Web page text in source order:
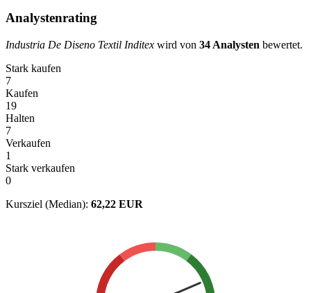
Analystenrating
Industria De Diseno Textil Inditex wird von 34 Analysten bewertet.
Stark kaufen
7
Kaufen
19
Halten
7
Verkaufen
1
Stark verkaufen
0
Kursziel (Median): 62,22 EUR